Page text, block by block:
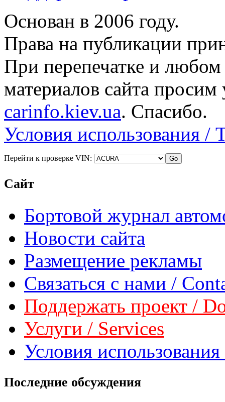
Основан в 2006 году.
Права на публикации
При перепечатке и
материалов сайта просим
carinfo.kiev.ua. Спасибо.
Условия использования /
Перейти к проверке VIN:
Сайт
Бортовой журнал
Новости сайта
Размещение рекламы
Связаться с нами /
Поддержать проект /
Услуги / Services
Условия
Последние обсуждения